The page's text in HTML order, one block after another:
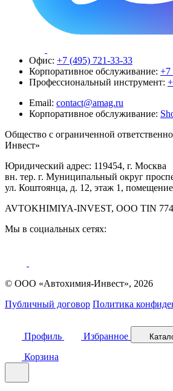
Офис: +7 (495) 721-33-33
Корпоративное обслуживание: +7
Профессиональный инструмент:
Email: contact@amag.ru
Корпоративное обслуживание:
Общество с ограниченной
Инвест»
Юридический адрес: 119454, г. Москва
вн. тер. г. Муниципальный округ
ул. Коштоянца, д. 12, этаж 1,
AVTOKHIMIYA-INVEST, OOO TIN
Мы в социальных сетях:
© ООО «Автохимия-Инвест», 2026
Публичный договор Политика
Профиль Избранное
Корзина